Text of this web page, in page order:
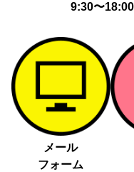
9:30〜
メール
フォーム